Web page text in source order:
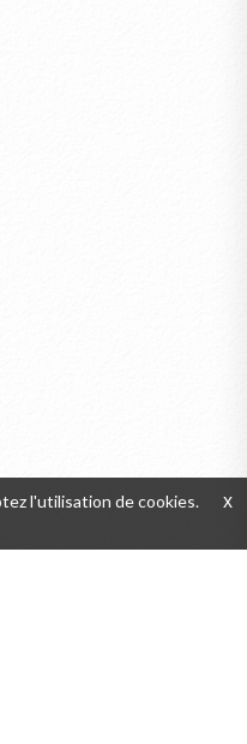
l'utilisation de cookies.
x